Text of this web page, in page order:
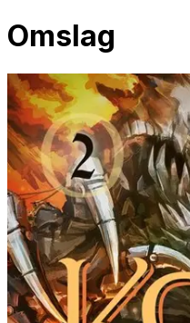
Omslag